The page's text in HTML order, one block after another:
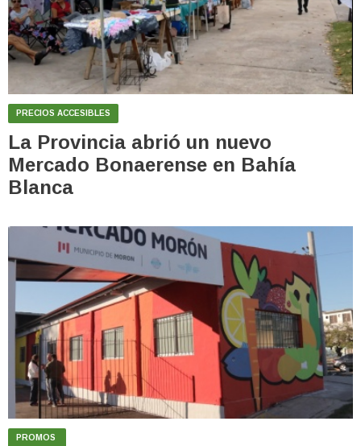
PRECIOS ACCESIBLES
La Provincia abrió un nuevo
Mercado Bonaerense en Bahía
Blanca
PROMOS